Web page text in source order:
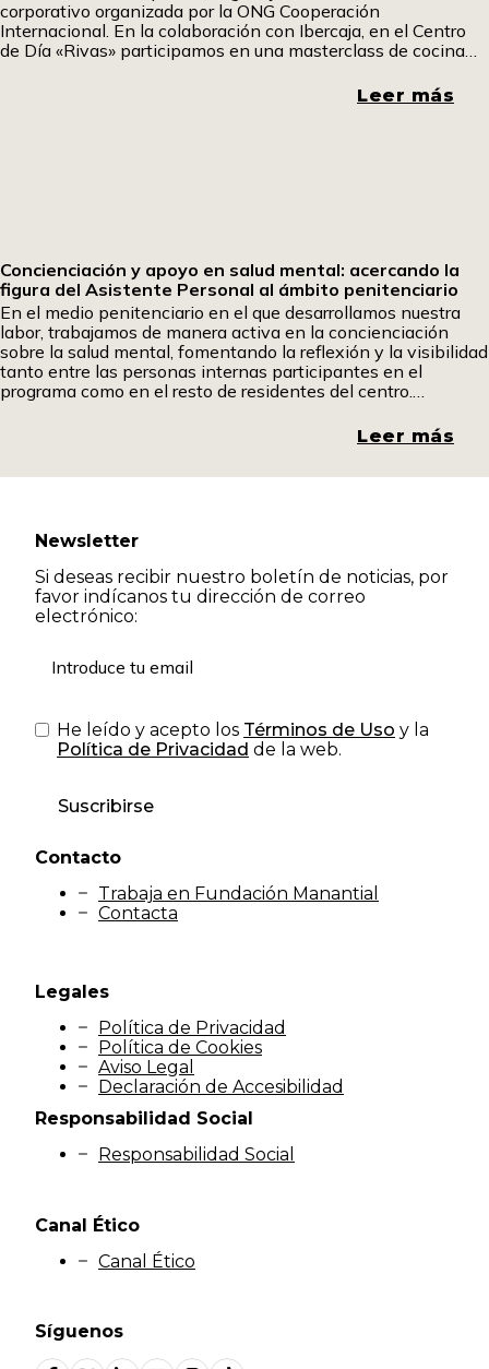
corporativo organizada por la ONG Cooperación
Internacional. En la colaboración con Ibercaja, en el Centro
de Día «Rivas» participamos en una masterclass de cocina
sándwiches especiales. Uno de los participantes ha querido
Leer más
Concienciación y apoyo en salud mental: acercando la
figura del Asistente Personal al ámbito penitenciario
En el medio penitenciario en el que desarrollamos nuestra
labor, trabajamos de manera activa en la concienciación
sobre la salud mental, fomentando la reflexión y la visibilidad
tanto entre las personas internas participantes en el
programa como en el resto de residentes del centro.
fundamental para romper estigmas y generar una mirada
Leer más
Newsletter
Si deseas recibir nuestro boletín de noticias, por
favor indícanos tu dirección de correo
electrónico:
He leído y acepto los Términos de Uso y la
Política de Privacidad de la web.
Suscribirse
Contacto
Trabaja en Fundación Manantial
Contacta
Legales
Política de Privacidad
Política de Cookies
Aviso Legal
Declaración de Accesibilidad
Síguenos
Responsabilidad Social
Responsabilidad Social
Canal Ético
Canal Ético